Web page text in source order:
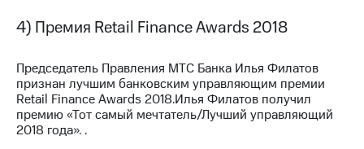
4) Премия Retail Finance Awards 2018
Председатель Правления МТС Банка Илья Филатов
признан лучшим банковским управляющим премии
Retail Finance Awards 2018.Илья Филатов получил
премию «Тот самый мечтатель/Лучший управляющий
2018 года». .